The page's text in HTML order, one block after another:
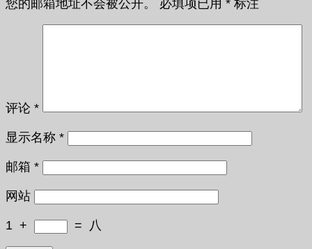
您的邮箱地址不会被公开。 必填项已用 * 标注
评论 *
显示名称 *
邮箱 *
网站
1 + = 八